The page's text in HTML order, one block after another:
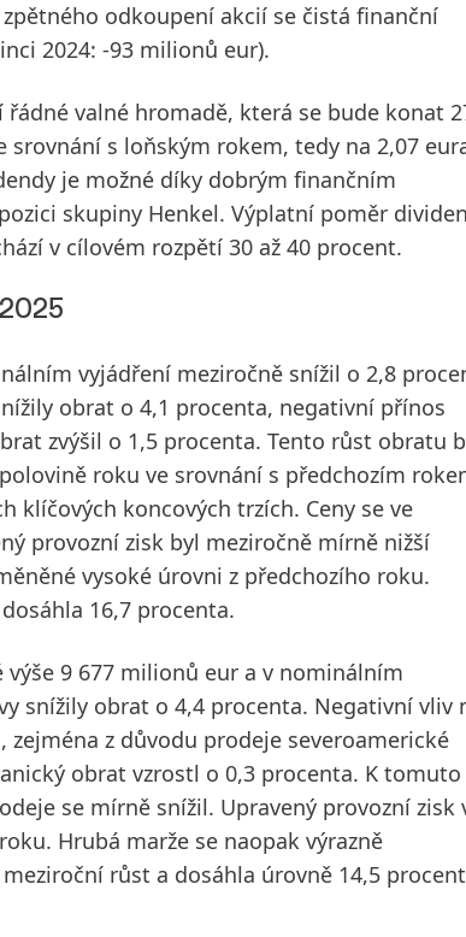
odkoupení akcií se čistá finanční
2024: -93 milionů eur).
valné hromadě, která se bude konat
srovnání s loňským rokem, tedy na 2,07
je možné díky dobrým finančním
skupiny Henkel. Výplatní poměr
v cílovém rozpětí 30 až 40 procent.
vyjádření meziročně snížil o 2,8
obrat o 4,1 procenta, negativní přínos
zvýšil o 1,5 procenta. Tento růst obratu
roku ve srovnání s předchozím
klíčových koncových trzích. Ceny se ve
provozní zisk byl meziročně mírně nižší
vysoké úrovni z předchozího roku.
16,7 procenta.
výše 9 677 milionů eur a v nominálním
snížily obrat o 4,4 procenta. Negativní vliv
z důvodu prodeje severoamerické
obrat vzrostl o 0,3 procenta. K tomuto
se mírně snížil. Upravený provozní zisk
Hrubá marže se naopak výrazně
růst a dosáhla úrovně 14,5